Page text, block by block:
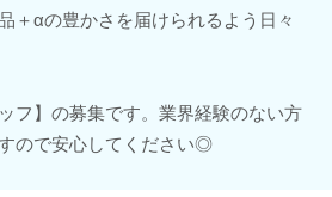
＋αの豊かさを届けられるよう日々
フ】の募集です。業界経験のない方
ので安心してください◎